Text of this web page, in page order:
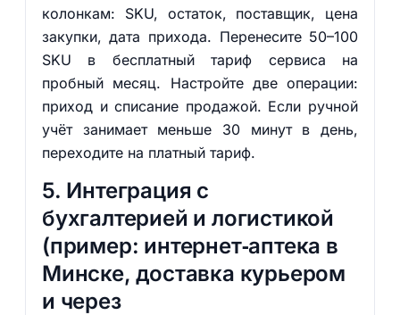
колонкам: SKU, остаток, поставщик, цена
закупки, дата прихода. Перенесите 50–100
SKU в бесплатный тариф сервиса на
пробный месяц. Настройте две операции:
приход и списание продажой. Если ручной
учёт занимает меньше 30 минут в день,
переходите на платный тариф.
5. Интеграция с
бухгалтерией и логистикой
(пример: интернет‑аптека в
Минске, доставка курьером
и через